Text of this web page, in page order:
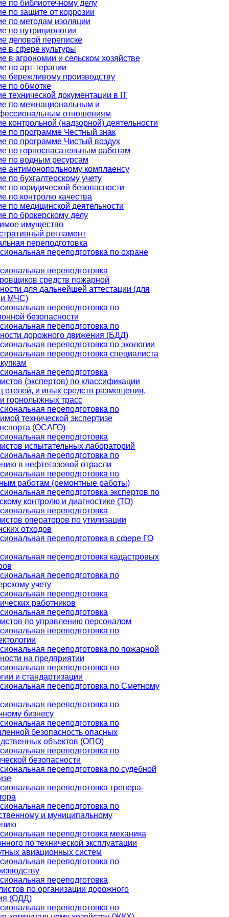
по библиотечному делу
по защите от коррозии
по методам изоляции
по нутрициологии
деловой переписке
в сфере культуры
в агрономии и сельском хозяйстве
по арт-терапии
бережливому производству
по обмотке
технической документации в IT
по межнациональным и
отношениям
контрольной (надзорной) деятельности
по программе Честный знак
по программе Чистый воздух
по горноспасательным работам
по водным ресурсам
антимонопольному комплаенсу
по бухгалтерскому учету
по юридической безопасности
по контролю качества
по медицинской деятельности
по брокерскому делу
имущество
регламент
переподготовка
переподготовка по охране
переподготовка
средств пожарной
для дальнейшей аттестации (для
МЧС)
переподготовка по
безопасности
переподготовка по
дорожного движения (БДД)
переподготовка по экологии
переподготовка специалиста
переподготовка
(экспертов) по классификации
отелей, и иных средств размещения,
горнолыжных трасс
переподготовка по
технической экспертизе
(ОСАГО)
переподготовка
испытательных лабораторий
переподготовка по
в нефтегазовой отрасли
переподготовка по
работам (ремонтные работы)
переподготовка экспертов по
контролю и диагностике (ТО)
переподготовка
операторов по утилизации
отходов
переподготовка в сфере ГО
переподготовка кадастровых
переподготовка по
учету
переподготовка
работников
переподготовка
по управлению персоналом
переподготовка по
переподготовка по пожарной
на предприятии
переподготовка по
и стандартизации
переподготовка по Сметному
переподготовка по
бизнесу
переподготовка по
безопасность опасных
объектов (ОПО)
переподготовка по
безопасности
переподготовка по судебной
переподготовка тренера-
переподготовка по
и муниципальному
переподготовка механика
по технической эксплуатации
авиационных систем
переподготовка по
переподготовка
по организации дорожного
(ОДД)
переподготовка по